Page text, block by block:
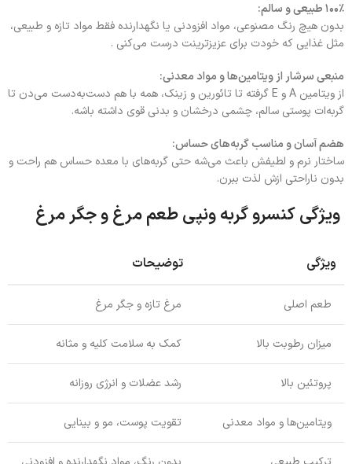
۱۰۰٪ طبیعی و سالم:
بدون هیچ رنگ مصنوعی، مواد افزودنی یا نگهدارنده فقط مواد تازه و طبیعی،
مثل غذایی که خودت برای عزیزترینت درست می‌کنی .
منبعی سرشار از ویتامین‌ها و مواد معدنی:
از ویتامین A و E گرفته تا تائورین و زینک، همه با هم دست‌به‌دست می‌دن تا
گربه‌ات پوستی سالم، چشمی درخشان و بدنی قوی داشته باشه.
هضم آسان و مناسب گربه‌های حساس:
ساختار نرم و لطیفش باعث می‌شه حتی گربه‌های با معده حساس هم راحت و
بدون ناراحتی ازش لذت ببرن.
ویژگی‌ کنسرو گربه ونپی طعم مرغ و جگر مرغ
ویژگی توضیحات
طعم اصلی مرغ تازه و جگر مرغ
میزان رطوبت بالا کمک به سلامت کلیه و مثانه
پروتئین بالا رشد عضلات و انرژی روزانه
ویتامین‌ها و مواد معدنی تقویت پوست، مو و بینایی